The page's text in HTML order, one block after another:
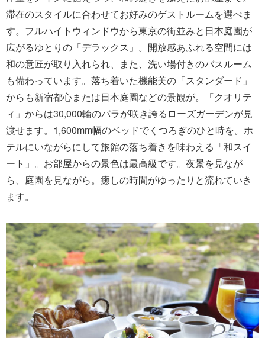
滞在のスタイルに合わせてお好みのゲストルームを選べま
す。フルハイトウィンドウから東京の街並みと日本庭園が
広がるゆとりの「デラックス」。開放感あふれる空間には
和の意匠が取り入れられ、また、洗い場付きのバスルーム
も備わっています。落ち着いた機能美の「スタンダード」
からも新宿都心または日本庭園などの景観が。「クオリテ
ィ」からは30,000輪のバラが咲き誇るローズガーデンが見
渡せます。1,600mm幅のベッドでくつろぎのひと時を。ホ
テルにいながらにして旅館の落ち着きを味わえる「和スイ
ート」。お部屋からの景色は最高級です。夜景を見なが
ら、庭園を見ながら。癒しの時間がゆったりと流れていき
ます。